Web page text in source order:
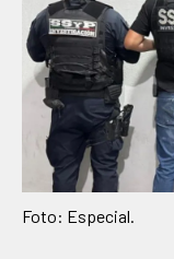
Foto: Especial.